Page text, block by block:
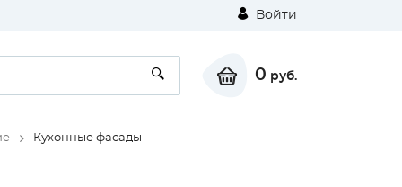
Войти
0 руб.
Кухонные фасады